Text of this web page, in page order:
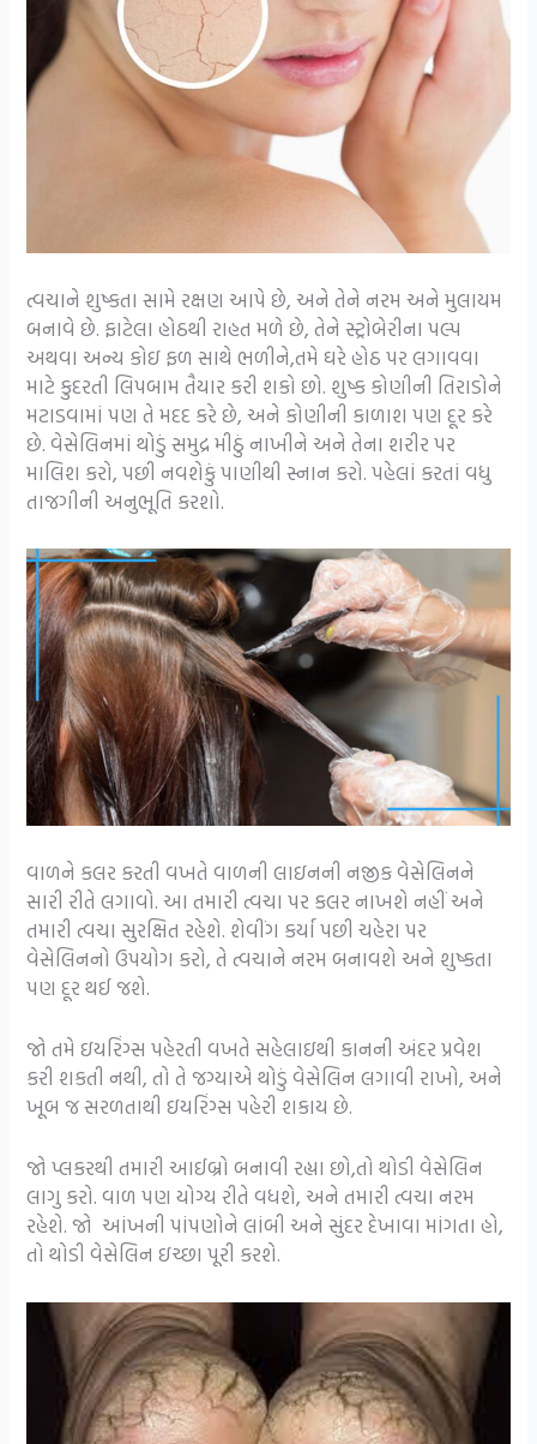
ત્વચાને શુષ્કતા સામે રક્ષણ આપે છે, અને તેને નરમ અને મુલાયમ
બનાવે છે. ફાટેલા હોઠથી રાહત મળે છે, તેને સ્ટ્રોબેરીના પલ્પ
અથવા અન્ય કોઇ ફળ સાથે ભળીને,તમે ઘરે હોઠ પર લગાવવા
માટે કુદરતી લિપબામ તૈયાર કરી શકો છો. શુષ્ક કોણીની તિરાડોને
મટાડવામાં પણ તે મદદ કરે છે, અને કોણીની કાળાશ પણ દૂર કરે
છે. વેસેલિનમાં થોડું સમુદ્ર મીઠું નાખીને અને તેના શરીર પર
માલિશ કરો, પછી નવશેકું પાણીથી સ્નાન કરો. પહેલાં કરતાં વધુ
તાજગીની અનુભૂતિ કરશો.
વાળને કલર કરતી વખતે વાળની ​​લાઇનની નજીક વેસેલિનને
સારી રીતે લગાવો. આ તમારી ત્વચા પર કલર નાખશે નહીં અને
તમારી ત્વચા સુરક્ષિત રહેશે. શેવીંગ કર્યા પછી ચહેરા પર
વેસેલિનનો ઉપયોગ કરો, તે ત્વચાને નરમ બનાવશે અને શુષ્કતા
પણ દૂર થઈ જશે.
જો તમે ઇયરિંગ્સ પહેરતી વખતે સહેલાઇથી કાનની અંદર પ્રવેશ
કરી શકતી નથી, તો તે જગ્યાએ થોડું વેસેલિન લગાવી રાખો, અને
ખૂબ જ સરળતાથી ઇયરિંગ્સ પહેરી શકાય છે.
જો પ્લકરથી તમારી આઈબ્રો બનાવી રહ્યા છો,તો થોડી વેસેલિન
લાગુ કરો. વાળ પણ યોગ્ય રીતે વધશે, અને તમારી ત્વચા નરમ
રહેશે. જો આંખની પાંપણોને લાંબી અને સુંદર દેખાવા માંગતા હો,
તો થોડી વેસેલિન ઇચ્છા પૂરી કરશે.